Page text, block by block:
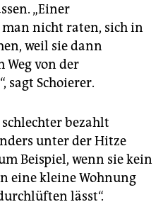
„Einer
nicht raten, sich in
weil sie dann
Weg von der
sagt Schoierer.
bezahlt
unter der Hitze
Beispiel, wenn sie kein
eine kleine Wohnung
lässt“.